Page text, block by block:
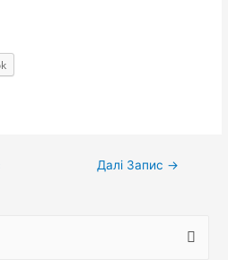
Далі Запис →